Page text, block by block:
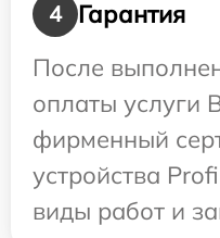
4
Гарантия
После
оплаты услуги
фирменный
устройства
виды работ и